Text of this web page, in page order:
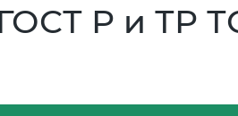
Р и ТР